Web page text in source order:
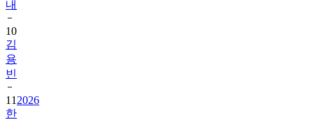
내
10
김
용
빈
11 2026
한